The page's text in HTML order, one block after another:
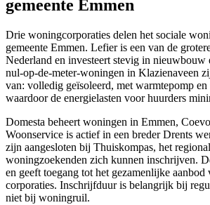
gemeente Emmen
Drie woningcorporaties delen het sociale
gemeente Emmen. Lefier is een van de
Nederland en investeert stevig in nieuwbouw
nul-op-de-meter-woningen in Klazienaveen
van: volledig geïsoleerd, met warmtepomp en
waardoor de energielasten voor huurders
Domesta beheert woningen in Emmen,
Woonservice is actief in een breder Drents
zijn aangesloten bij Thuiskompas, het
woningzoekenden zich kunnen inschrijven.
en geeft toegang tot het gezamenlijke aanbod
corporaties. Inschrijfduur is belangrijk bij
niet bij woningruil.